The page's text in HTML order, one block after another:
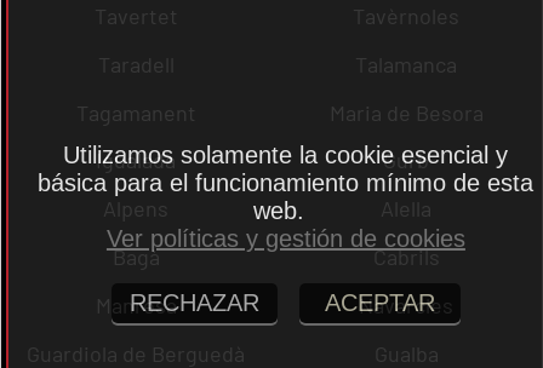
Tavertet
Tavèrnoles
Taradell
Talamanca
Tagamanent
Maria de Besora
Igualada
Gurb
Alpens
Alella
Bagà
Cabrils
Manresa
Navarcles
Guardiola de Berguedà
Gualba
Utilizamos solamente la cookie esencial y
básica para el funcionamiento mínimo de esta
web.
Ver políticas y gestión de cookies
RECHAZAR ACEPTAR